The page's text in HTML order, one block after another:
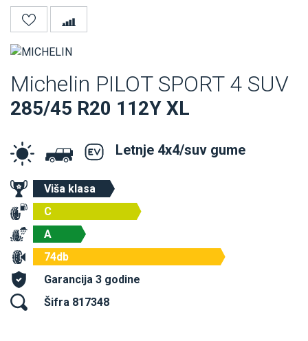
Michelin PILOT SPORT 4 SUV
285/45 R20 112Y XL
Letnje 4x4/suv gume
Viša klasa
C
A
74db
Garancija 3 godine
Šifra 817348